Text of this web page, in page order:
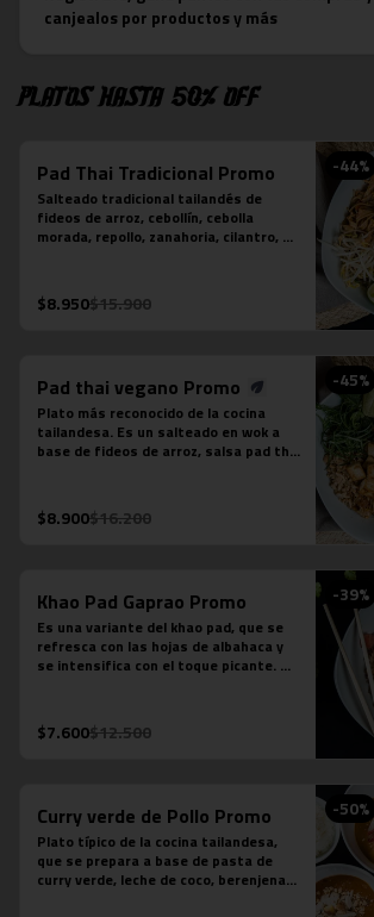
canjealos por productos y más
Platos hasta 50% OFF
-44%
Pad Thai Tradicional Promo
Salteado tradicional tailandés de
fideos de arroz, cebollín, cebolla
morada, repollo, zanahoria, cilantro,
unidades), tofu y pollo.
$8.950$15.900
-45%
Pad thai vegano Promo
Plato más reconocido de la cocina
tailandesa. Es un salteado en wok a
base de fideos de arroz, salsa pad thai
de dragón, tofu y limón sutil. No
contiene salsa de pescado ni salsa de
$8.900$16.200
-39%
Khao Pad Gaprao Promo
Es una variante del khao pad, que se
refresca con las hojas de albahaca y
se intensifica con el toque picante.
*Plato levemente picante
$7.600$12.500
-50%
Curry verde de Pollo Promo
Plato típico de la cocina tailandesa,
que se prepara a base de pasta de
curry verde, leche de coco, berenjenas,